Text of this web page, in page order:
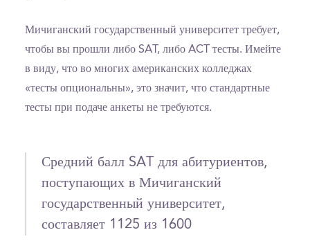
Мичиганский государственный университет требует,
чтобы вы прошли либо SAT, либо ACT тесты. Имейте
в виду, что во многих американских колледжах
«тесты опциональны», это значит, что стандартные
тесты при подаче анкеты не требуются.
Средний балл SAT для абитуриентов,
поступающих в Мичиганский
государственный университет,
составляет 1125 из 1600